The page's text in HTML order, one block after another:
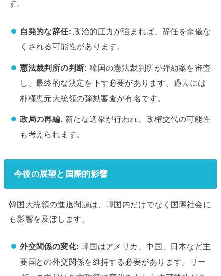
す。
自発的な辞任: 政治的圧力が強まれば、辞任を余儀な
くされる可能性があります。
憲法裁判所の判断: 韓国の憲法裁判所が弾劾案を審査
し、最終的な決定を下す必要があります。過去には
朴槿恵元大統領の弾劾審査が有名です。
政局の再編: 新たな選挙が行われ、政権交代の可能性
も考えられます。
今後の展望と国際的影響
韓国大統領の進退問題は、韓国内だけでなく国際社会に
も影響を及ぼします。
外交関係の変化: 韓国はアメリカ、中国、日本など主
要国との外交関係を維持する必要があります。リー